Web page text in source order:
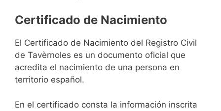
Certificado de Nacimiento
El Certificado de Nacimiento del Registro Civil
de Tavèrnoles es un documento oficial que
acredita el nacimiento de una persona en
territorio español.
En el certificado consta la información inscrita